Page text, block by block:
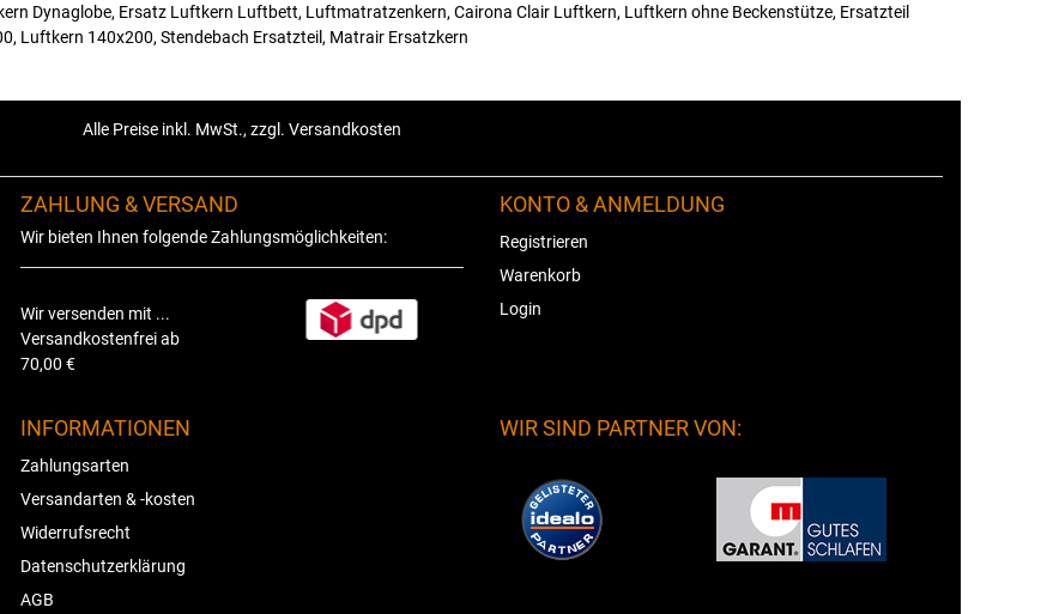
Dynaglobe, Ersatz Luftkern Luftbett, Luftmatratzenkern, Cairona Clair Luftkern, Luftkern ohne Beckenstütze, Ersatzteil
Luftkern 140x200, Stendebach Ersatzteil, Matrair Ersatzkern
Alle Preise inkl. MwSt., zzgl. Versandkosten
ZAHLUNG & VERSAND
Wir bieten Ihnen folgende Zahlungsmöglichkeiten:
Wir versenden mit ...
Versandkostenfrei ab
70,00 €
KONTO & ANMELDUNG
Registrieren
Warenkorb
Login
INFORMATIONEN
Zahlungsarten
Versandarten & -kosten
Widerrufsrecht
Datenschutzerklärung
AGB
WIR SIND PARTNER VON: